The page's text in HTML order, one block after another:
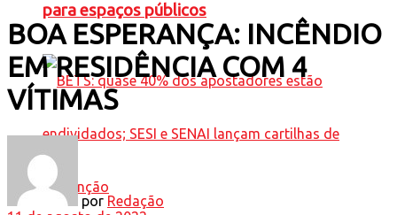
para espaços públicos
BOA ESPERANÇA: INCÊNDIO
EM RESIDÊNCIA COM 4
VÍTIMAS
por Redação